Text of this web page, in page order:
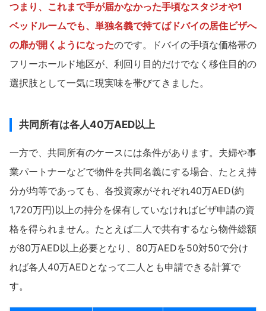
つまり、これまで手が届かなかった手頃なスタジオや1
ベッドルームでも、単独名義で持てばドバイの居住ビザへ
の扉が開くようになったのです。ドバイの手頃な価格帯の
フリーホールド地区が、利回り目的だけでなく移住目的の
選択肢として一気に現実味を帯びてきました。
共同所有は各人40万AED以上
一方で、共同所有のケースには条件があります。夫婦や事
業パートナーなどで物件を共同名義にする場合、たとえ持
分が均等であっても、各投資家がそれぞれ40万AED(約
1,720万円)以上の持分を保有していなければビザ申請の資
格を得られません。たとえば二人で共有するなら物件総額
が80万AED以上必要となり、80万AEDを50対50で分け
れば各人40万AEDとなって二人とも申請できる計算で
す。